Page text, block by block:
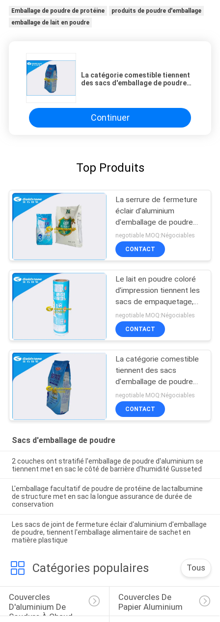
Emballage de poudre de protéine
produits de poudre d'emballage
emballage de lait en poudre
La catégorie comestible tiennent
des sacs d'emballage de poudre
lactalbumine/
Continuer
Top Produits
La serrure de fermeture
éclair d'aluminium
d'emballage de poudre
de protéine de
lactalbumine/café met
en sac le joint inférieur
negotiable MOQ:Négociables
CONTACT
Le lait en poudre coloré
d'impression tiennent les
sacs de empaquetage,
sachets d'emballage de
lait en poudre
negotiable MOQ:Négociables
CONTACT
La catégorie comestible
tiennent des sacs
d'emballage de poudre
pour le joint de quadruple
de lait en poudre de
protéine de
negotiable MOQ:Négociables
CONTACT
Sacs d'emballage de poudre
2 couches ont stratifié l'emballage de poudre d'aluminium se
tiennent met en sac le côté de barrière d'humidité Gusseted
L'emballage facultatif de poudre de protéine de lactalbumine
de structure met en sac la longue assurance de durée de
conservation
Les sacs de joint de fermeture éclair d'aluminium d'emballage
de poudre, tiennent l'emballage alimentaire de sachet en
matière plastique
Catégories populaires Tous
Couvercles
D'aluminium De
Soudure À Chaud
Couvercles De
Papier Aluminium